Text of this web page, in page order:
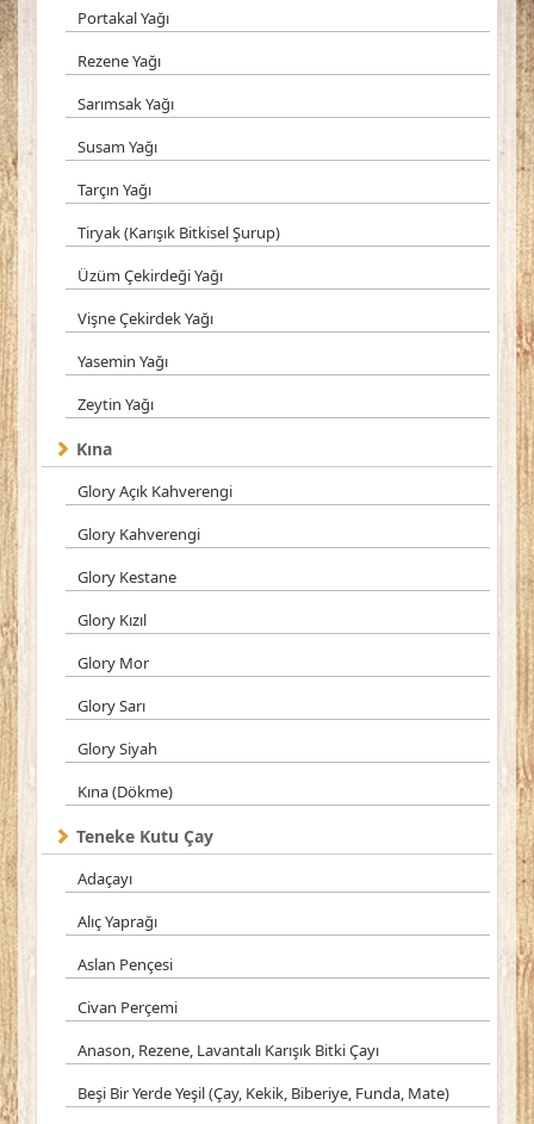
Portakal Yağı
Rezene Yağı
Sarımsak Yağı
Susam Yağı
Tarçın Yağı
Tiryak (Karışık Bitkisel Şurup)
Üzüm Çekirdeği Yağı
Vişne Çekirdek Yağı
Yasemin Yağı
Zeytin Yağı
Kına
Glory Açık Kahverengi
Glory Kahverengi
Glory Kestane
Glory Kızıl
Glory Mor
Glory Sarı
Glory Siyah
Kına (Dökme)
Teneke Kutu Çay
Adaçayı
Alıç Yaprağı
Aslan Pençesi
Civan Perçemi
Anason, Rezene, Lavantalı Karışık Bitki Çayı
Beşi Bir Yerde Yeşil (Çay, Kekik, Biberiye, Funda, Mate)